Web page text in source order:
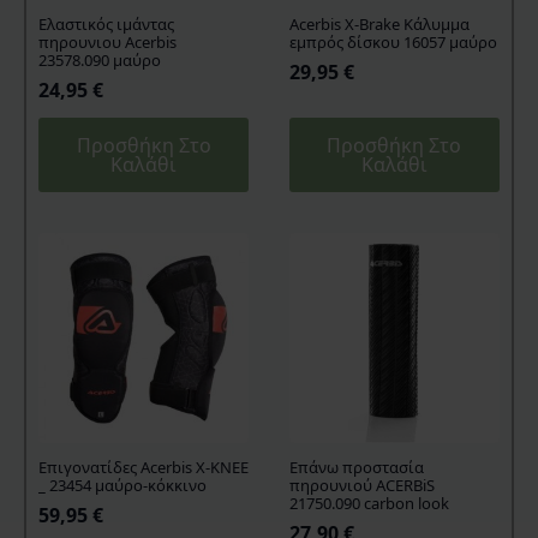
Ελαστικός ιμάντας
πηρουνιου Acerbis
23578.090 μαύρο
24,95 €
Προσθήκη Στο
Καλάθι
Acerbis X-Brake Κάλυμμα
εμπρός δίσκου 16057 μαύρο
29,95 €
Προσθήκη Στο
Καλάθι
Επιγονατίδες Acerbis X-KNEE
_ 23454 μαύρο-κόκκινο
59,95 €
Επάνω προστασία
πηρουνιού ACERBiS
21750.090 carbon look